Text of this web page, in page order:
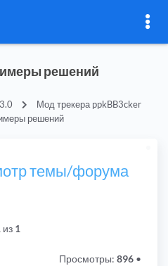
решений
Мод трекера ppkBB3cker
решений
темы/форума
из 1
Просмотры: 896 •